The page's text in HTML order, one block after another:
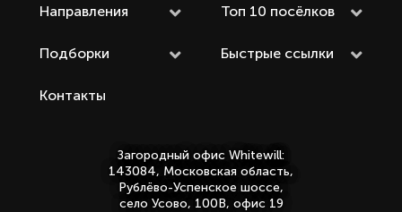
Направления Топ 10 посёлков
Подборки Быстрые ссылки
Контакты
Загородный офис Whitewill:
143084, Московская область,
Рублёво-Успенское шоссе,
село Усово, 100В, офис 19